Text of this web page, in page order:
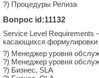
?) Процедуры Релиза
Вопрос id:11132
Service Level Requirements
касающихся формулировки
?) Менеджер уровня
?) Менеджер уровня
?) Бизнес, SLA